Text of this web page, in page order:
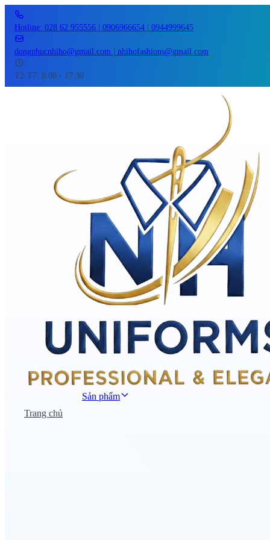
Hotline: 028 62 955556 | 0906966654 | 0944999645
dongphucnhiho@gmail.com | nhihofashions@gmail.com
T2-T7: 8:00 - 17:30
Trang chủ
Sản phẩm